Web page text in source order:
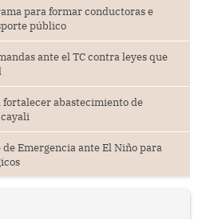
para formar conductoras e
público
ante el TC contra leyes que
abastecimiento de
Emergencia ante El Niño para